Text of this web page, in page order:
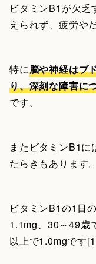
ビタミンB1が欠
えられず、疲労や
特に脳や神経はブ
り、深刻な障害に
です。
またビタミンB1に
たらきもあります。
ビタミンB1の1日
1.1mg、30～49歳
以上で1.0mgです